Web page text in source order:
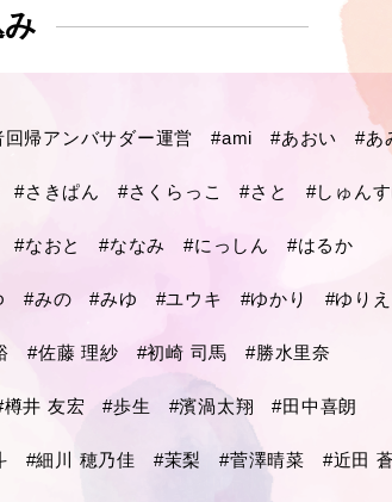
帰アンバサダー運営 #ami #あおい #あ
#さきぱん #さくらっこ #さと #しゅん
#なおと #ななみ #にっしん #はるか
#みの #みゆ #ユウキ #ゆかり #ゆりえ
#佐藤 理紗 #初崎 司馬 #勝水里奈
樽井 友宏 #歩生 #濱渦太翔 #田中喜朗
#細川 穂乃佳 #茉梨 #菅澤晴菜 #近田